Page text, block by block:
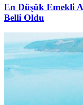
En Düşük Emekli
Belli Oldu